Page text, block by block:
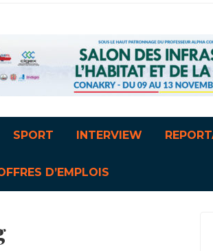
SPORT INTERVIEW
D’EMPLOIS